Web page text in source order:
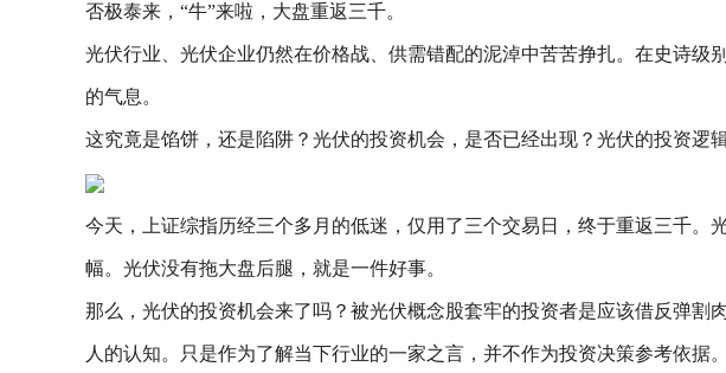
否极泰来，“牛”来啦，大盘重返三千。
光伏行业、光伏企业仍然在价格战、供需错配的泥淖中苦苦挣扎。在史诗
的气息。
这究竟是馅饼，还是陷阱？光伏的投资机会，是否已经出现？光伏的投资逻
今天，上证综指历经三个多月的低迷，仅用了三个交易日，终于重返三千。
幅。光伏没有拖大盘后腿，就是一件好事。
那么，光伏的投资机会来了吗？被光伏概念股套牢的投资者是应该借反弹
人的认知。只是作为了解当下行业的一家之言，并不作为投资决策参考依据。